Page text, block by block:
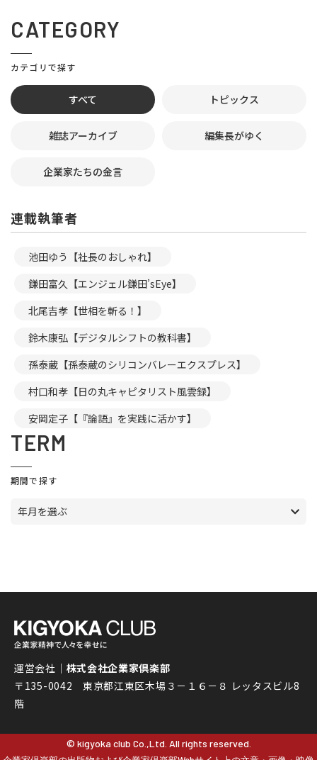
CATEGORY
カテゴリで探す
すべて トピックス
雑誌アーカイブ 編集長がゆく
企業家たちの金言
連載執筆者
池田ゆう【社長のおしゃれ】
鎌田富久【エンジェル鎌田’sEye】
北尾吉孝【世相を斬る！】
鈴木康弘【デジタルシフトの教科書】
孫泰蔵【孫泰蔵のシリコンバレーエクスプレス】
村口和孝【日の丸キャピタリスト風雲録】
安岡定子【『論語』を実践に活かす】
TERM
期間で探す
年月を選ぶ
運営会社｜ 株式会社企業家倶楽部
〒135-0042 東京都江東区木場３－１６－８ レッタスビル8
階
© kigyoka club Co.,Ltd. All rights reserved.